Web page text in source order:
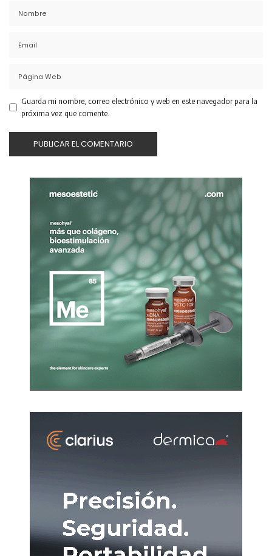
Guarda mi nombre, correo electrónico y web en este navegador para la
próxima vez que comente.